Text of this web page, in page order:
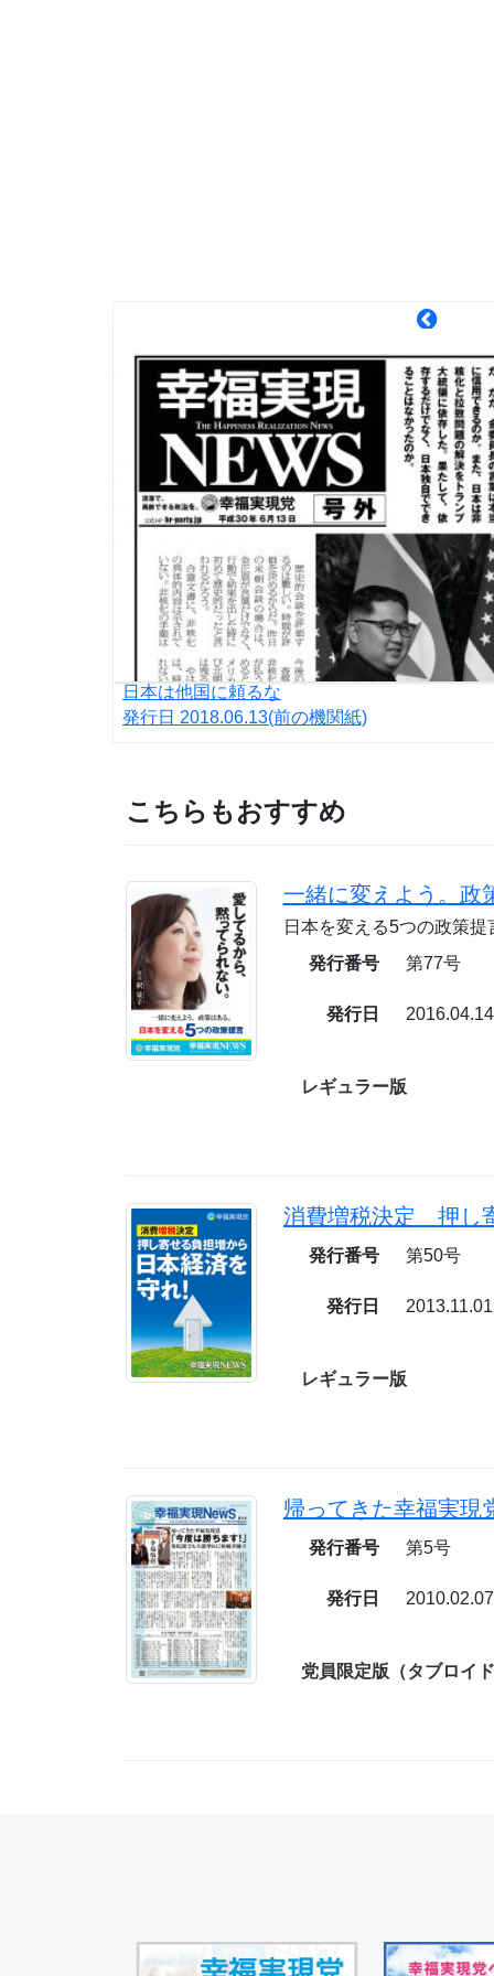
日本は他国に頼るな
発行日 2018.06.13(前の機関紙)
こちらもおすすめ
一緒に変えよう。政
日本を変える5つの政策提
発行番号
第77号
発行日 2016.04.14
レギュラー版
発行番号 第50号
発行日 2013.11.01
レギュラー版
発行番号 第5号
発行日 2010.02.07
党員限定版（タブロイ